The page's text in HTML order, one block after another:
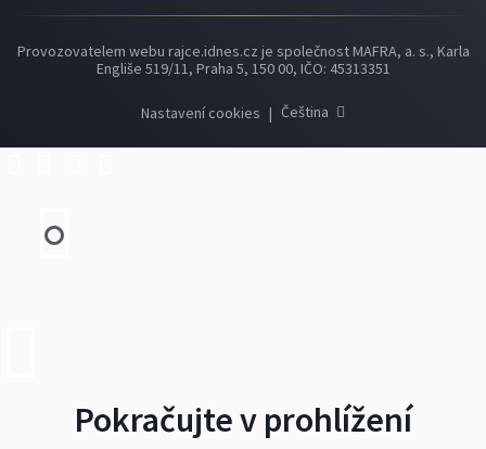
Provozovatelem webu rajce.idnes.cz je společnost MAFRA, a. s., Karla
Engliše 519/11, Praha 5, 150 00, IČO: 45313351
Nastavení cookies | Čeština
Pokračujte v prohlížení